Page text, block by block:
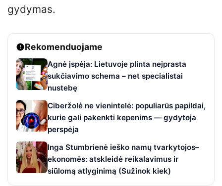
gydymas.
Rekomenduojame
Agnė įspėja: Lietuvoje plinta neįprasta
sukčiavimo schema – net specialistai
nustebę
Ciberžolė ne vienintelė: populiarūs papildai,
kurie gali pakenkti kepenims — gydytoja
perspėja
Inga Stumbrienė ieško namų tvarkytojos–
ekonomės: atskleidė reikalavimus ir
siūlomą atlyginimą (Sužinok kiek)